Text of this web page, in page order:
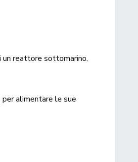
reattore sottomarino.
alimentare le sue